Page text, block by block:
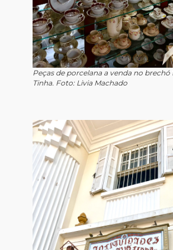
Peças de porcelana a venda no brechó
Tinha. Foto: Livia Machado